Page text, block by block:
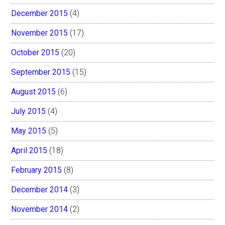
December 2015 (4)
November 2015 (17)
October 2015 (20)
September 2015 (15)
August 2015 (6)
July 2015 (4)
May 2015 (5)
April 2015 (18)
February 2015 (8)
December 2014 (3)
November 2014 (2)